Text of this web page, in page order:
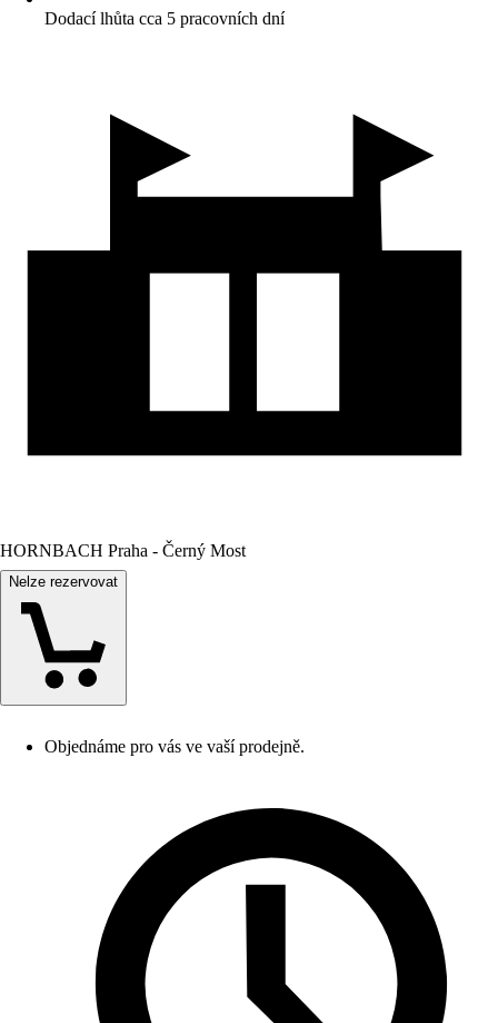
Dodací lhůta cca 5 pracovních dní
HORNBACH Praha - Černý Most
Nelze rezervovat
Objednáme pro vás ve vaší prodejně.